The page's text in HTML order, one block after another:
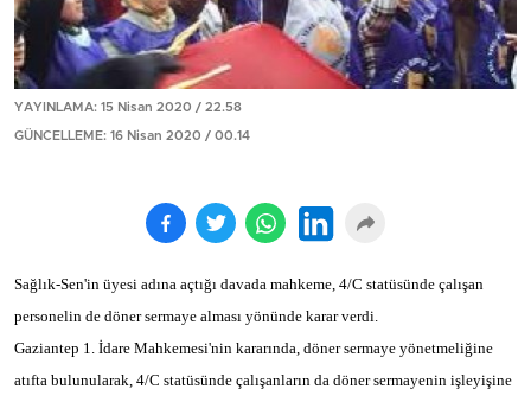
YAYINLAMA: 15 Nisan 2020 / 22.58
GÜNCELLEME: 16 Nisan 2020 / 00.14
Sağlık-Sen'in üyesi adına açtığı davada mahkeme, 4/C statüsünde çalışan
personelin de döner sermaye alması yönünde karar verdi.
Gaziantep 1. İdare Mahkemesi'nin kararında, döner sermaye yönetmeliğine
atıfta bulunularak, 4/C statüsünde çalışanların da döner sermayenin işleyişine